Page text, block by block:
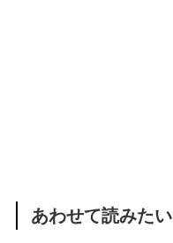
あわせて読みたい